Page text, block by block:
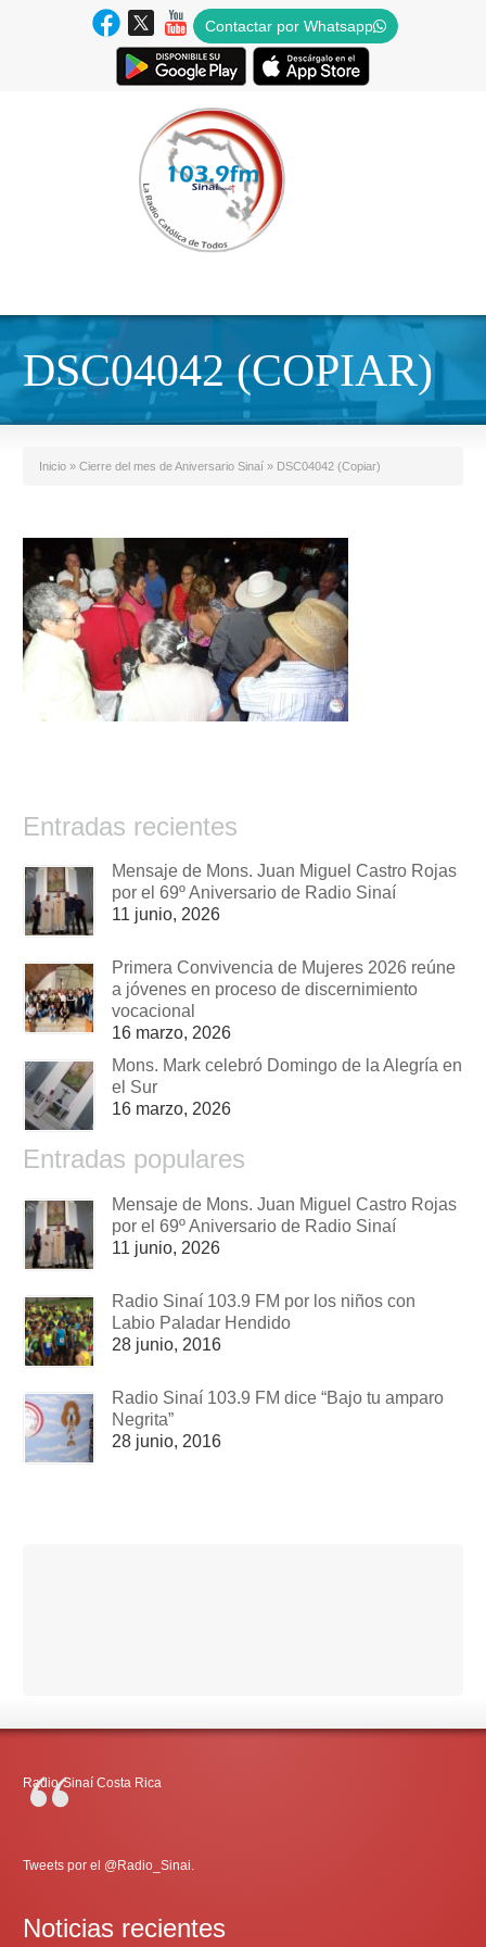
Contactar por Whatsapp
DSC04042 (COPIAR)
Inicio » Cierre del mes de Aniversario Sinaí » DSC04042 (Copiar)
Entradas recientes
Mensaje de Mons. Juan Miguel Castro Rojas
por el 69º Aniversario de Radio Sinaí
11 junio, 2026
Primera Convivencia de Mujeres 2026 reúne
a jóvenes en proceso de discernimiento
vocacional
16 marzo, 2026
Mons. Mark celebró Domingo de la Alegría en
el Sur
16 marzo, 2026
Entradas populares
Mensaje de Mons. Juan Miguel Castro Rojas
por el 69º Aniversario de Radio Sinaí
11 junio, 2026
Radio Sinaí 103.9 FM por los niños con
Labio Paladar Hendido
28 junio, 2016
Radio Sinaí 103.9 FM dice “Bajo tu amparo
Negrita”
28 junio, 2016
Radio-Sinaí Costa Rica
Tweets por el @Radio_Sinai.
Noticias recientes